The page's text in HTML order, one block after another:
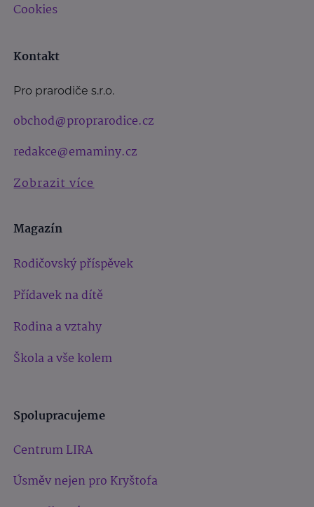
Cookies
Kontakt
Pro prarodiče s.r.o.
obchod@proprarodice.cz
redakce@emaminy.cz
Zobrazit více
Magazín
Rodičovský příspěvek
Přídavek na dítě
Rodina a vztahy
Škola a vše kolem
Spolupracujeme
Centrum LIRA
Úsměv nejen pro Kryštofa